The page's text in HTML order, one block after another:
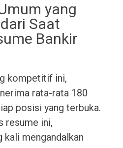
yang
Saat
Bankir
kompetitif ini,
rata-rata 180
posisi yang terbuka.
resume ini,
kali mengandalkan